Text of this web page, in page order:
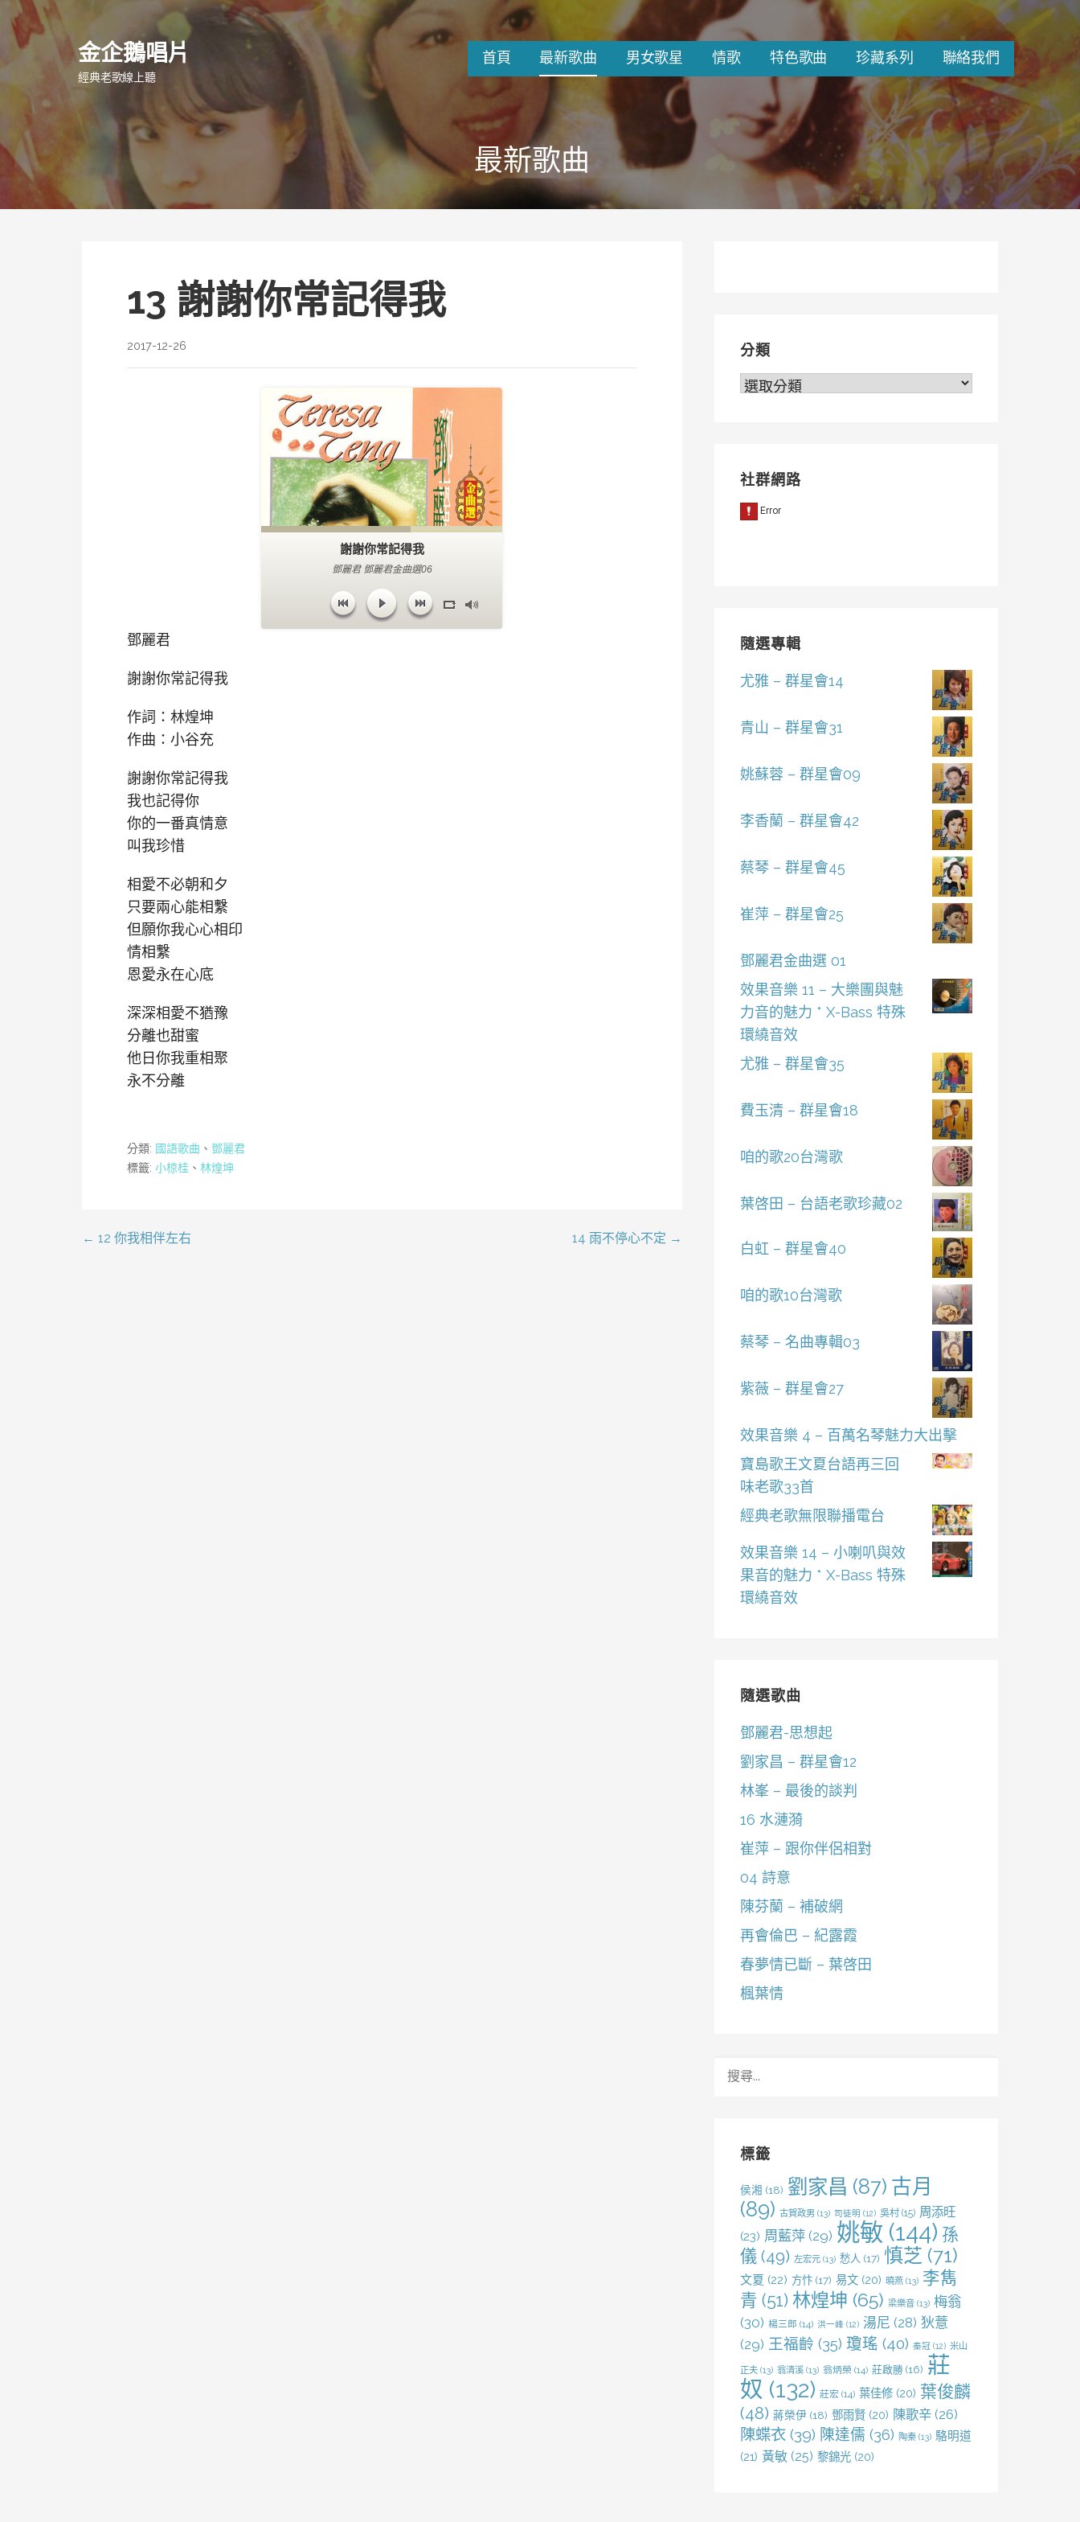
至
要
內
金企鵝唱片
經典老歌線上聽
首頁 最新歌曲 男女歌星 情歌 特色歌曲 珍藏系列 聯絡我們
最新歌曲
13 謝謝你常記得我
2017-12-26
謝謝你常記得我
鄧麗君 鄧麗君金曲選06
鄧麗君
謝謝你常記得我
作詞：林煌坤
作曲：小谷充
謝謝你常記得我
我也記得你
你的一番真情意
叫我珍惜
相愛不必朝和夕
只要兩心能相繫
但願你我心心相印
情相繫
恩愛永在心底
深深相愛不猶豫
分離也甜蜜
他日你我重相聚
永不分離
分類: 國語歌曲 、 鄧麗君
標籤: 小椋桂 、 林煌坤
文
← 12 你我相伴左右 14 雨不停心不定 →
分類
分
社群網路
隨選專輯
尤雅 – 群星會14
青山 – 群星會31
姚蘇蓉 – 群星會09
李香蘭 – 群星會42
蔡琴 – 群星會45
崔萍 – 群星會25
鄧麗君金曲選 01
效果音樂 11 – 大樂團與魅
力音的魅力 * X-Bass 特殊
環繞音效
尤雅 – 群星會35
費玉清 – 群星會18
咱的歌20台灣歌
葉啓田 – 台語老歌珍藏02
白虹 – 群星會40
咱的歌10台灣歌
蔡琴 – 名曲專輯03
紫薇 – 群星會27
效果音樂 4 – 百萬名琴魅力大出擊
寶島歌王文夏台語再三回
味老歌33首
經典老歌無限聯播電台
效果音樂 14 – 小喇叭與效
果音的魅力 * X-Bass 特殊
環繞音效
隨選歌曲
鄧麗君-思想起
劉家昌 – 群星會12
林峯 – 最後的談判
16 水漣漪
崔萍 – 跟你伴侶相對
04 詩意
陳芬蘭 – 補破網
再會倫巴 – 紀露霞
春夢情已斷 – 葉啓田
楓葉情
標籤
侯湘 (18) 劉家昌 (87) 古月
(89) 古賀政男 (13) 司徒明 (12) 吳村(15) 周添旺
(23) 周藍萍(29) 姚敏 (144) 孫
儀(49) 左宏元(13) 愁人 (17) 慎芝 (71)
文夏 (22) 方忭(17) 易文(20) 曉燕(13) 李雋
青 (51) 林煌坤 (65) 梁樂音(13) 梅翁
(30) 楊三郎 (14) 洪一峰 (12) 湯尼 (28) 狄薏
(29) 王福齡 (35) 瓊瑤 (40) 秦冠 (12) 米山
正夫(13) 翁清溪(13) 翁炳榮 (14) 莊啟勝(16) 莊
奴 (132) 莊宏(14) 葉佳修(20) 葉俊麟
(48) 蔣榮伊 (18) 鄧雨賢(20) 陳歌辛(26)
陳蝶衣(39) 陳達儒 (36) 陶秦(13) 駱明道
(21) 黃敏(25) 黎錦光(20)